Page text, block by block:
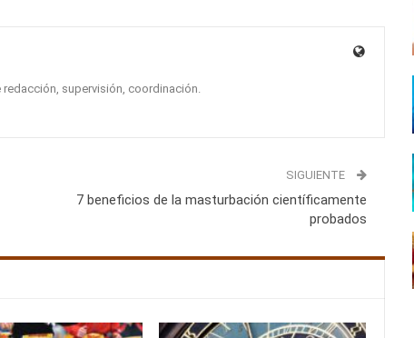
supervisión, coordinación.
SIGUIENTE
7 beneficios de la masturbación científicamente
probados